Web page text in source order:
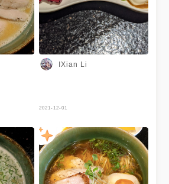
軟/適中/
起來還
好吃😋
會貼心告
可以再
度 覺
好喝
本的 溏
檸檬片
❤️
IXian Li
2021-12-01